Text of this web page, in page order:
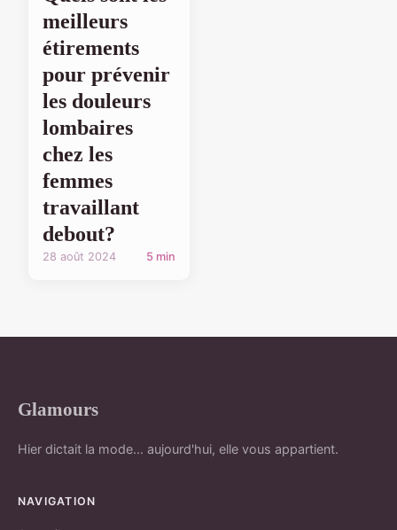
meilleurs
étirements
pour prévenir
les douleurs
lombaires
chez les
femmes
travaillant
debout?
28 août 2024 5 min
Glamours
Hier dictait la mode... aujourd'hui, elle vous appartient.
NAVIGATION